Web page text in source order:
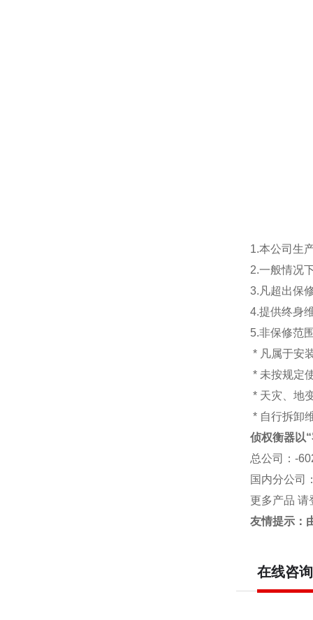
1.本公司生
2.一般情况
3.凡超出保
4.提供终身
5.非保修范
* 凡属于安
* 未按规定
* 天灾、地
* 自行拆卸
侦权衡器以
总公司
：-
国内分公司
更多产品 请
友情提示：
在线咨询